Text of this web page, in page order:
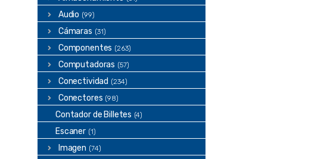
Audio (99)
Cámaras (31)
Componentes (263)
Computadoras (57)
Conectividad (234)
Conectores (98)
Contador de Billetes (4)
Escaner (1)
Imagen (74)